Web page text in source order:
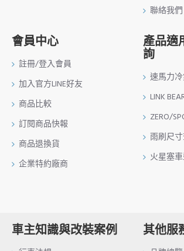
聯絡我們
會員中心
註冊/登入會員
加入官方LINE好友
商品比較
訂閱商品快報
商品退換貨
企業特約廠商
產品適
詢
速馬力
LINK
ZERO/
雨刷尺
火星塞
車主知識與改裝案例 其他服